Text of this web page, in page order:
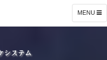
TOGGLE
MENU
システム